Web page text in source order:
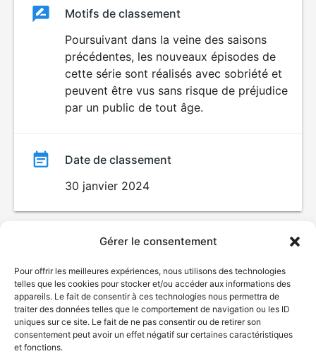
Gérer le consentement
Pour offrir les meilleures expériences, nous utilisons des technologies
telles que les cookies pour stocker et/ou accéder aux informations des
appareils. Le fait de consentir à ces technologies nous permettra de
traiter des données telles que le comportement de navigation ou les ID
uniques sur ce site. Le fait de ne pas consentir ou de retirer son
consentement peut avoir un effet négatif sur certaines caractéristiques
et fonctions.
ClassementClassement
Motifs de classement
Poursuivant dans la veine des saisons
précédentes, les nouveaux épisodes de
cette série sont réalisés avec sobriété et
peuvent être vus sans risque de préjudice
par un public de tout âge.
Date de classement
30 janvier 2024